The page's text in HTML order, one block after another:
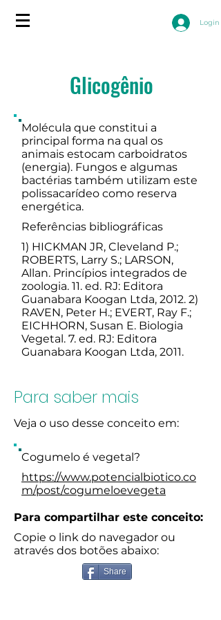
Login
Glicogênio
Molécula que constitui a
principal forma na qual os
animais estocam carboidratos
(energia). Fungos e algumas
bactérias também utilizam este
polissacarídeo como reserva
energética.
Referências bibliográficas
1) HICKMAN JR, Cleveland P.;
ROBERTS, Larry S.; LARSON,
Allan. Princípios integrados de
zoologia. 11. ed. RJ: Editora
Guanabara Koogan Ltda, 2012. 2)
RAVEN, Peter H.; EVERT, Ray F.;
EICHHORN, Susan E. Biologia
Vegetal. 7. ed. RJ: Editora
Guanabara Koogan Ltda, 2011.
Para saber mais
Veja o uso desse conceito em:
Cogumelo é vegetal?
https://www.potencialbiotico.co
m/post/cogumeloevegeta
Para compartilhar este conceito:
Copie o link do navegador ou
através dos botões abaixo:
Share